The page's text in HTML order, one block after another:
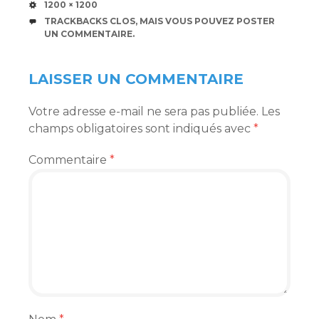
TAILLE
1200 × 1200
TRACKBACKS CLOS, MAIS VOUS POUVEZ POSTER
UN COMMENTAIRE.
LAISSER UN COMMENTAIRE
Votre adresse e-mail ne sera pas publiée. Les
champs obligatoires sont indiqués avec *
Commentaire *